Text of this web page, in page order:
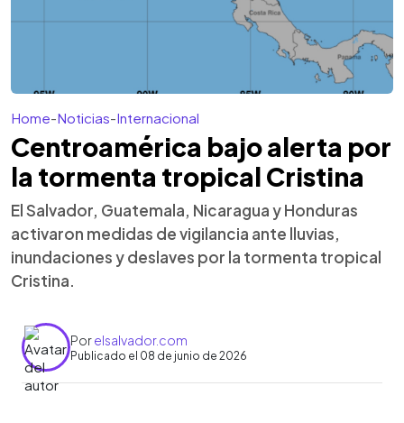
Home-Noticias-Internacional
Centroamérica bajo alerta por
la tormenta tropical Cristina
El Salvador, Guatemala, Nicaragua y Honduras
activaron medidas de vigilancia ante lluvias,
inundaciones y deslaves por la tormenta tropical
Cristina.
Porelsalvador.com
Publicado el 08 de junio de 2026